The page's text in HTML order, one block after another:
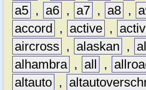
a5 , a6 , a7 , a8 ,
accord
, active ,
aircross
, alaskan ,
alhambra , all ,
altauto ,